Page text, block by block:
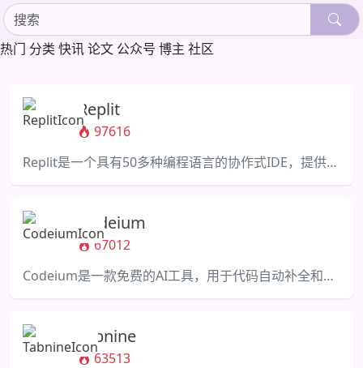
热门 分类 快讯论文 公众号 博主 社区
Replit
97616
Replit是一个具有50多种编程语言的协作式IDE，提供了强大的编译器和解释器。
Codeium
67012
Codeium是一款免费的AI工具，用于代码自动补全和搜索，支持70多种语言。
Tabnine
63513